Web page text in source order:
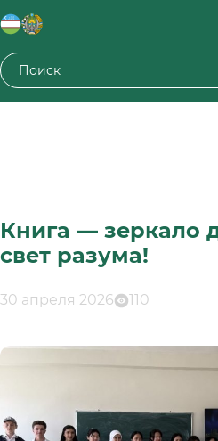
Книга — зеркало
свет разума!
30 апреля 2026 110